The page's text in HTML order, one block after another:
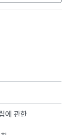
에 관한